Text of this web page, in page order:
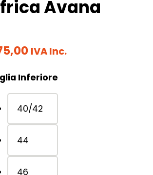
Avana
IVA Inc.
Inferiore
40/42
44
46